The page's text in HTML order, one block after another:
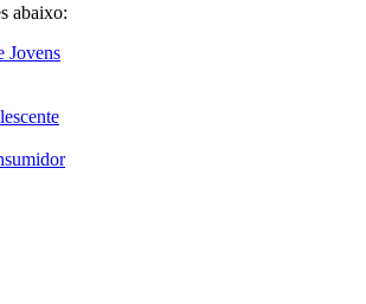
abaixo:
Jovens